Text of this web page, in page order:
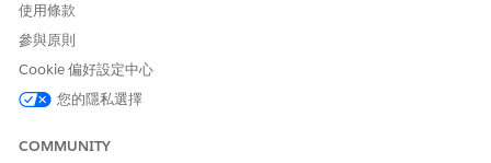
準確的動作建議。
本。
定義提示範本內的指示,告知生成式 AI 引擎 (Einstein) 如何從文
新範本現在可在 Lightning 記錄頁面中搜尋與選取。請參閱
使用條款
參與原則
Cookie 偏好設定中心
您的隱私選擇
COMMUNITY